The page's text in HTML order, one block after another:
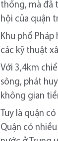
thống, mà đã
hội của quận
Khu phố
các kỹ thuật
Với 3,4km
sông, phát
không gian
Tuy là quận
Quận có